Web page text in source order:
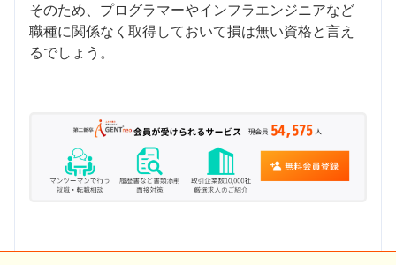
そのため、プログラマーやインフラエンジニアなど
職種に関係なく取得しておいて損は無い資格と言え
るでしょう。